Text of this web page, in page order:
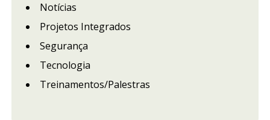
Notícias
Projetos Integrados
Segurança
Tecnologia
Treinamentos/Palestras